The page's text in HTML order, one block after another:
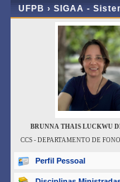
UFPB › SIGAA -
BRUNNA THAIS LUCKWU
CCS - DEPARTAMENTO DE
Perfil Pessoal